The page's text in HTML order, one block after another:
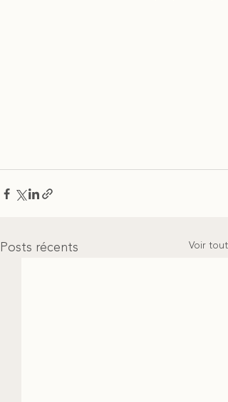
Posts récents Voir tout